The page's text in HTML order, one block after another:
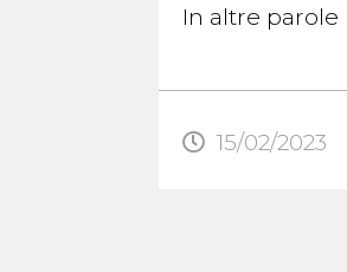
In altre parole
formare il
15/02/2023